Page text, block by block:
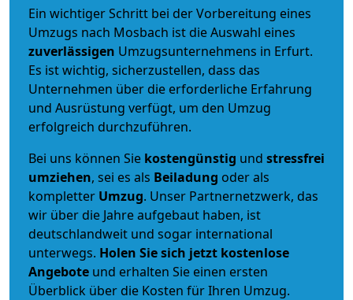
Ein wichtiger Schritt bei der Vorbereitung eines
Umzugs nach Mosbach ist die Auswahl eines
zuverlässigen Umzugsunternehmens in Erfurt.
Es ist wichtig, sicherzustellen, dass das
Unternehmen über die erforderliche Erfahrung
und Ausrüstung verfügt, um den Umzug
erfolgreich durchzuführen.
Bei uns können Sie kostengünstig und stressfrei
umziehen, sei es als Beiladung oder als
kompletter Umzug. Unser Partnernetzwerk, das
wir über die Jahre aufgebaut haben, ist
deutschlandweit und sogar international
unterwegs. Holen Sie sich jetzt kostenlose
Angebote und erhalten Sie einen ersten
Überblick über die Kosten für Ihren Umzug.